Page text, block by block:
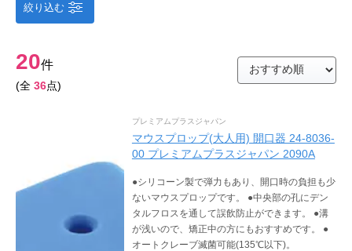
絞り込む
20件
(全 36点)
プレミアムプラスジャパン
マウスプロップ(大人用) 開口器 24-8036-
00 プレミアムプラスジャパン 2090A
●シリコーン製で弾力もあり、開口時の負担も少
ないマウスプロップです。 ●中央部の孔にデン
タルフロスを通して誤飲防止ができます。 ●溝
が浅いので、矯正中の方にもおすすめです。 ●
オートクレーブ滅菌可能(135℃以下)。